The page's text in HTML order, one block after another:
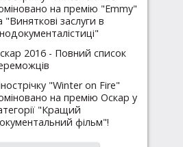
на премію "Emmy"
"Виняткові заслуги в
2016 - Повний список
"Winter on Fire"
на премію Оскар у
"Кращий
фільм"!